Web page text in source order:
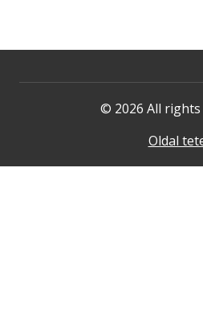
© 2026 All rights
Oldal